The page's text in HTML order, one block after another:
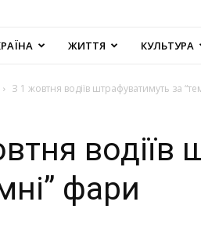
ЖИТТЯ КУЛЬТУРА
З 1 жовтня водіїв штрафуватимуть за
водіїв
фари